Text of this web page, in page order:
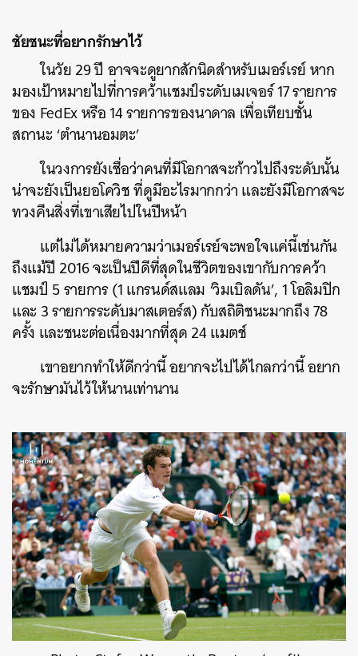
ชัยชนะที่อยากรักษาไว้
ในวัย 29 ปี อาจจะดูยากสักนิดสำหรับเมอร์เรย์ หาก
มองเป้าหมายไปที่การคว้าแชมป์ระดับเมเจอร์ 17 รายการ
ของ FedEx หรือ 14 รายการของนาดาล เพื่อเทียบชั้น
สถานะ ‘ตำนานอมตะ’
ในวงการยังเชื่อว่าคนที่มีโอกาสจะก้าวไปถึงระดับนั้น
น่าจะยังเป็นยอโควิช ที่ดูมีอะไรมากกว่า และยังมีโอกาสจะ
ทวงคืนสิ่งที่เขาเสียไปในปีหน้า
แต่ไม่ได้หมายความว่าเมอร์เรย์จะพอใจแค่นี้เช่นกัน
ถึงแม้ปี 2016 จะเป็นปีดีที่สุดในชีวิตของเขากับการคว้า
แชมป์ 5 รายการ (1 แกรนด์สแลม ‘วิมเบิลดัน’, 1 โอลิมปิก
และ 3 รายการระดับมาสเตอร์ส) กับสถิติชนะมากถึง 78
ครั้ง และชนะต่อเนื่องมากที่สุด 24 แมตช์
เขาอยากทำให้ดีกว่านี้ อยากจะไปได้ไกลกว่านี้ อยาก
จะรักษามันไว้ให้นานเท่านาน